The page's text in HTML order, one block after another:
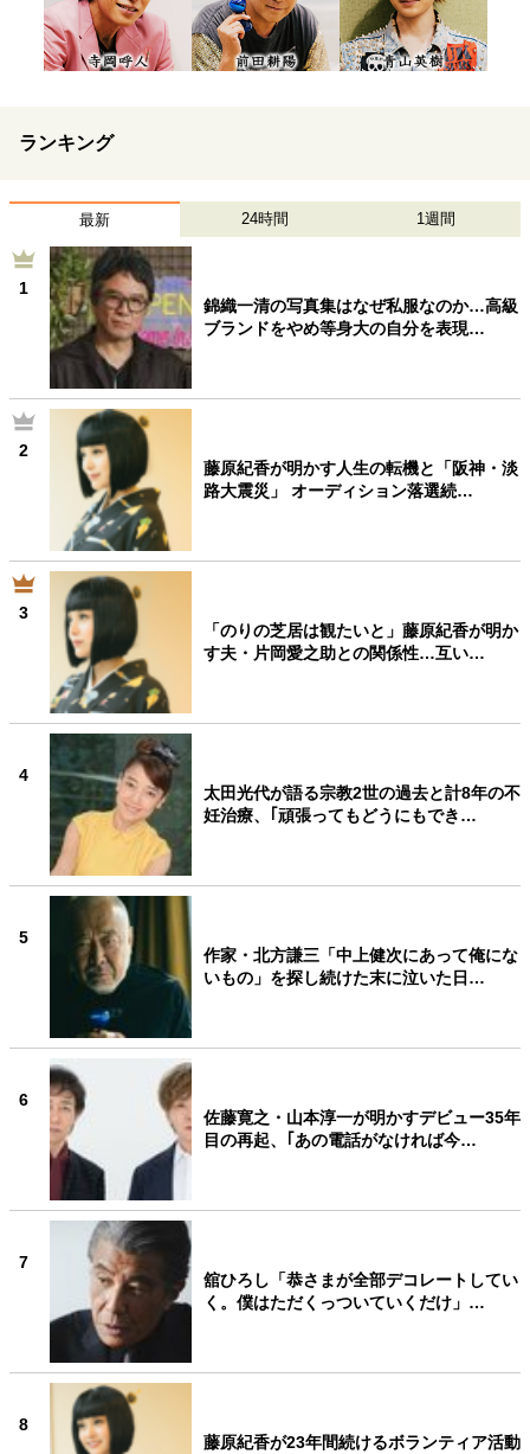
ランキング
最新 24時間 1週間
1
錦織一清の写真集はなぜ私服なのか…高級
ブランドをやめ等身大の自分を表現…
2
藤原紀香が明かす人生の転機と「阪神・淡
路大震災」 オーディション落選続…
3
「のりの芝居は観たいと」藤原紀香が明か
す夫・片岡愛之助との関係性…互い…
4
太田光代が語る宗教2世の過去と計8年の不
妊治療、｢頑張ってもどうにもでき…
5
作家・北方謙三「中上健次にあって俺にな
いもの」を探し続けた末に泣いた日…
6
佐藤寛之・山本淳一が明かすデビュー35年
目の再起、｢あの電話がなければ今…
7
舘ひろし「恭さまが全部デコレートしてい
く。僕はただくっついていくだけ」…
8
藤原紀香が23年間続けるボランティア活動